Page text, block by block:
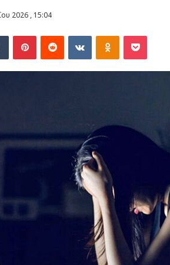
2026 , 15:04
Tumblr PinterestReddit VKontakteOdnoklassniki
Pocket